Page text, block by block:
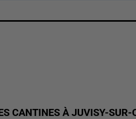
CANTINES À JUVISY-